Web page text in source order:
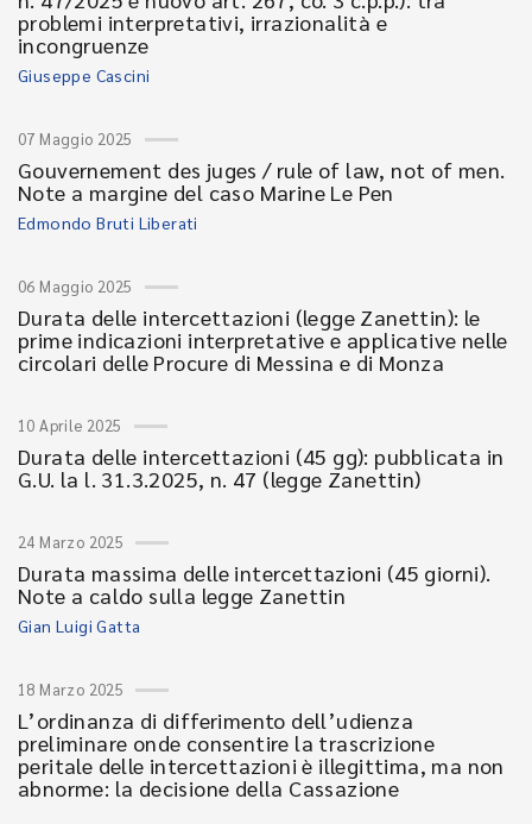
problemi interpretativi, irrazionalità e
incongruenze
Giuseppe Cascini
07 Maggio 2025
Gouvernement des juges / rule of law, not of men.
Note a margine del caso Marine Le Pen
Edmondo Bruti Liberati
06 Maggio 2025
Durata delle intercettazioni (legge Zanettin): le
prime indicazioni interpretative e applicative nelle
circolari delle Procure di Messina e di Monza
10 Aprile 2025
Durata delle intercettazioni (45 gg): pubblicata in
G.U. la l. 31.3.2025, n. 47 (legge Zanettin)
24 Marzo 2025
Durata massima delle intercettazioni (45 giorni).
Note a caldo sulla legge Zanettin
Gian Luigi Gatta
18 Marzo 2025
L’ordinanza di differimento dell’udienza
preliminare onde consentire la trascrizione
peritale delle intercettazioni è illegittima, ma non
abnorme: la decisione della Cassazione